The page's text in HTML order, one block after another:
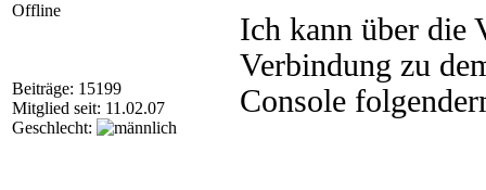
Offline
Beiträge: 15199
Mitglied seit: 11.02.07
Geschlecht:
Ich kann über die
Verbindung zu
Console